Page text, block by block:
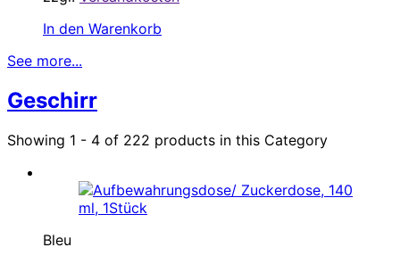
In den Warenkorb
See more...
Geschirr
Showing 1 - 4 of 222 products in this Category
Bleu